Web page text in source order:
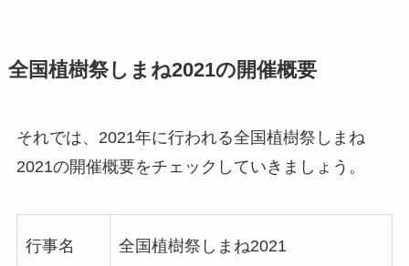
全国植樹祭しまね2021の開催概要
それでは、2021年に行われる全国植樹祭しまね
2021の開催概要をチェックしていきましょう。
行事名 全国植樹祭しまね2021